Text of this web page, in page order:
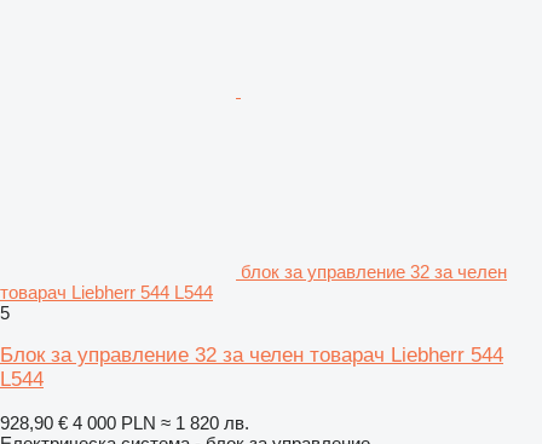
блок за управление 32 за челен
товарач Liebherr 544 L544
5
Блок за управление 32 за челен товарач Liebherr 544
L544
928,90 € 4 000 PLN ≈ 1 820 лв.